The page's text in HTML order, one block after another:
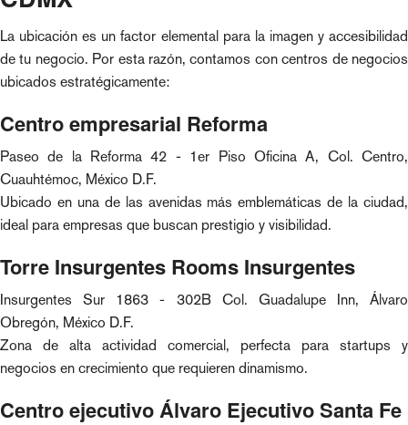
La ubicación es un factor elemental para la imagen y accesibilidad
de tu negocio. Por esta razón, contamos con centros de negocios
ubicados estratégicamente:
Centro empresarial Reforma
Paseo de la Reforma 42 - 1er Piso Oficina A, Col. Centro,
Cuauhtémoc, México D.F.
Ubicado en una de las avenidas más emblemáticas de la ciudad,
ideal para empresas que buscan prestigio y visibilidad.
Torre Insurgentes Rooms Insurgentes
Insurgentes Sur 1863 - 302B Col. Guadalupe Inn, Álvaro
Obregón, México D.F.
Zona de alta actividad comercial, perfecta para startups y
negocios en crecimiento que requieren dinamismo.
Centro ejecutivo Álvaro Ejecutivo Santa Fe